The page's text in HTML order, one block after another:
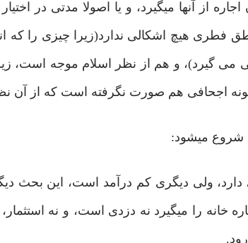
از آنها میگیرد، و یا اصولا مدتی در
فطری هیچ اشکالی ندارد(زیرا چیزی را که
می گیرد)، و هم از نظر اسلام موجه است،
اجحافی هم صورت نگرفته است که از آن
شروع میشود:
ولی دیگری کم درآمد است، این بحث
خانه را میگیرد نه دزدی است، و نه